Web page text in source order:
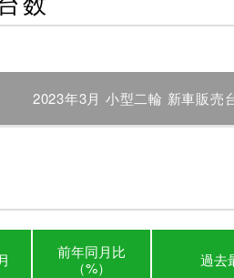
2023年3月 小型二輪 新車販売
前年同月比
（%）
過去